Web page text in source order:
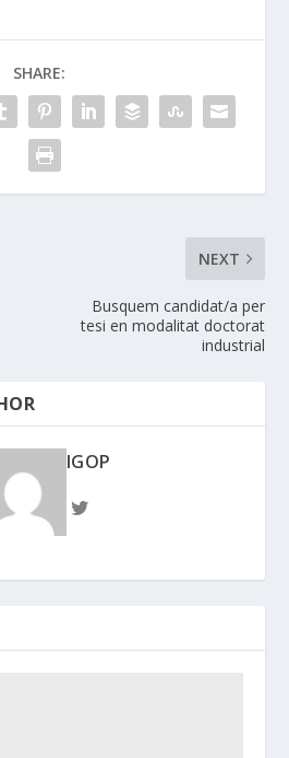
SHARE:
NEXT
Busquem candidat/a per
tesi en modalitat doctorat
industrial
IGOP